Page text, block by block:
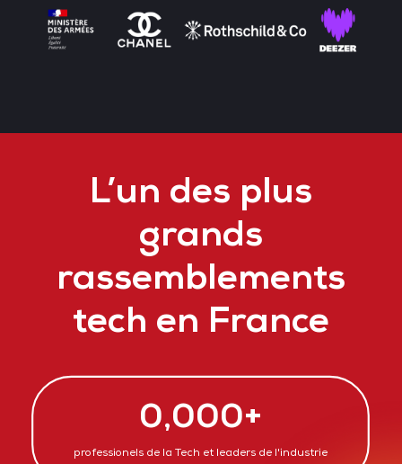
L’un des plus
grands
rassemblements
tech en France
0,000+
professionels de la Tech et leaders de l'industrie